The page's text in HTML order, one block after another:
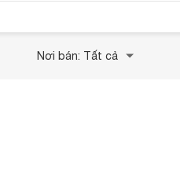
Nơi bán: Tất cả